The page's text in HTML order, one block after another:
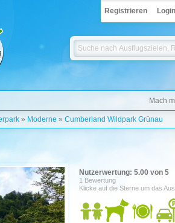
Registrieren Login
Mach
» Moderne » Cumberland Wildpark Grünau
Nutzerwertung: 5.00 von 5
1 Bewertung
Klicke auf die Sterne um das